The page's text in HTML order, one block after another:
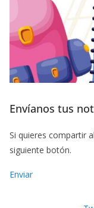
Envíanos tus
Si quieres compartir
siguiente botón.
Enviar